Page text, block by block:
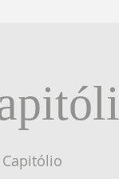
Capitólio